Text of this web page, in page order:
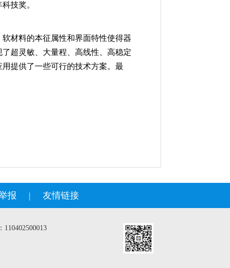
技奖。
材料的本征属性和界面特性使得器
超灵敏、大量程、高线性、高稳定
提供了一些可行的技术方案。最
报 | 友情链接
110402500013